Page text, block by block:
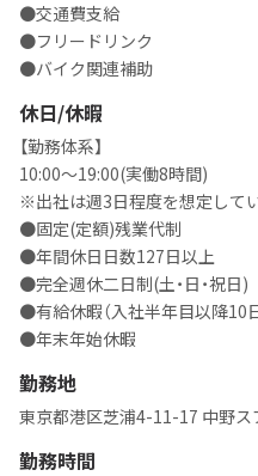
●交通費支給
●フリードリンク
●バイク関連補助
休日/休暇
【勤務体系】
10:00〜19:00(実働8時間)
※出社は週3日程度を想定して
●固定(定額)残業代制
●年間休日日数127日以上
●完全週休二日制(土・日・祝日)
●有給休暇（入社半年目以降10
●年末年始休暇
勤務地
東京都港区芝浦4-11-17 中野ス
勤務時間